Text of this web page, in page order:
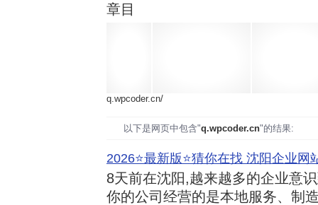
章目
q.wpcoder.cn/
以下是网页中包含"q.wpcoder.cn"的结果:
2026⭐️最新版⭐️猜你在找 沈阳企业网
8天前在沈阳,越来越多的企业意
你的公司经营的是本地服务、制